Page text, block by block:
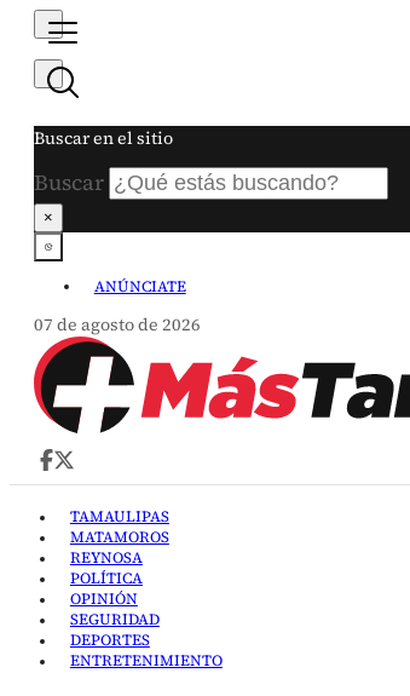
Buscar en el sitio
Buscar
×
ANÚNCIATE
07 de agosto de 2026
TAMAULIPAS
MATAMOROS
REYNOSA
POLÍTICA
OPINIÓN
SEGURIDAD
DEPORTES
ENTRETENIMIENTO